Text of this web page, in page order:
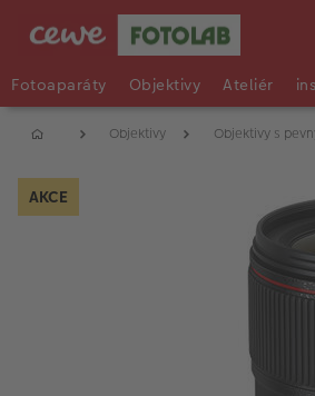
Fotoaparáty Objektivy Ateliér
Objektivy Objektivy s
AKCE